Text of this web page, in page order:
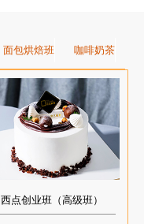
面包烘焙班 咖啡奶茶
西点创业班（高级班）